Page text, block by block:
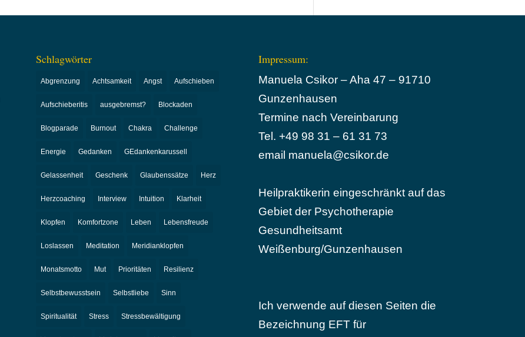
Schlagwörter
Abgrenzung Achtsamkeit Angst Aufschieben
Aufschieberitis ausgebremst? Blockaden
Blogparade Burnout Chakra Challenge
Energie Gedanken GEdankenkarussell
Gelassenheit Geschenk Glaubenssätze Herz
Herzcoaching Interview Intuition Klarheit
Klopfen Komfortzone Leben Lebensfreude
Loslassen Meditation Meridianklopfen
Monatsmotto Mut Prioritäten Resilienz
Selbstbewusstsein Selbstliebe Sinn
Spiritualität Stress Stressbewältigung
Impressum:
Manuela Csikor – Aha 47 – 91710
Gunzenhausen
Termine nach Vereinbarung
Tel. +49 98 31 – 61 31 73
email manuela@csikor.de
Heilpraktikerin eingeschränkt auf das
Gebiet der Psychotherapie
Gesundheitsamt
Weißenburg/Gunzenhausen
Ich verwende auf diesen Seiten die
Bezeichnung EFT für